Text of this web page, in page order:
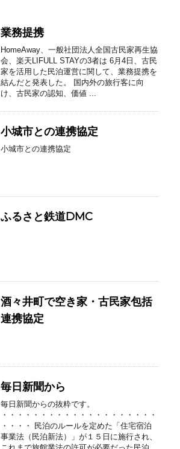
業務提携
HomeAway、一般社団法人全国古民家再生協
会、楽天LIFULL STAYの3者は 6月4日、古民
家を活用した民泊運営に関して、業務提携を
結んだと発表した。 国内外の旅行客に向
け、古民家の認知、価値 ...
小城市との連携協定
小城市との連携協定
ふるさと鉄道DMC
酒々井町で空き家・古民家包括
連携協定
毎日新聞から
毎日新聞からの抜粋です。
・・・・・・・・・・・・・・・・・・・・
・・・・ 民泊のルールを定めた「住宅宿泊
事業法（民泊新法）」が１５日に施行され、